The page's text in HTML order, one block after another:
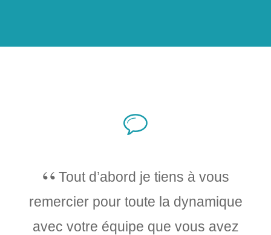
Tout d’abord je tiens à vous
remercier pour toute la dynamique
avec votre équipe que vous avez